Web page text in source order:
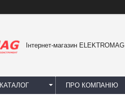
Інтернет-магазин ELEKTROMAG
КАТАЛОГ ПРО КОМПАНІЮ